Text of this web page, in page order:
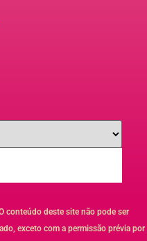
conteúdo deste site não pode ser
exceto com a permissão prévia por